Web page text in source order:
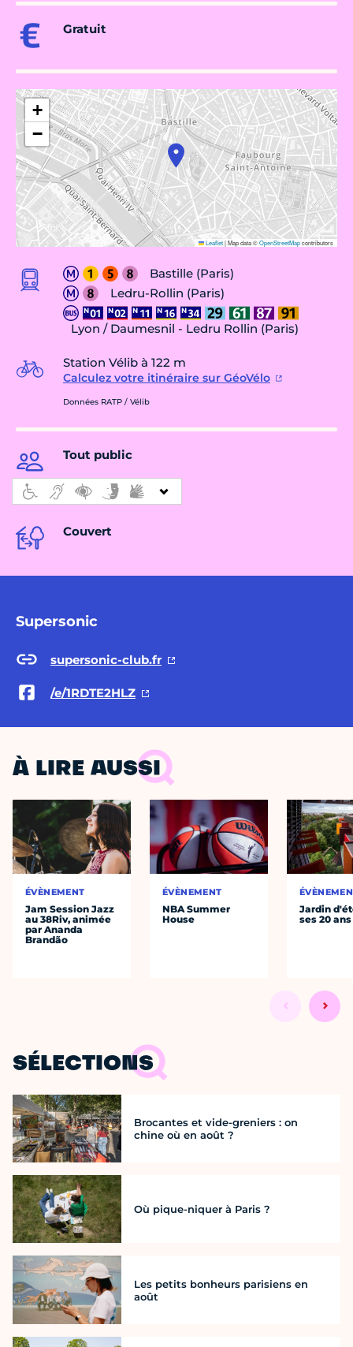
Gratuit
+
−
Leaflet|Map data ©OpenStreetMapcontributors
Bastille (Paris)
Ledru-Rollin (Paris)
Lyon / Daumesnil - Ledru Rollin (Paris)
Station Vélib à 122 m
Calculez votre itinéraire sur GéoVélo
Données RATP / Vélib
Tout public
Couvert
Supersonic
supersonic-club.fr
/e/1RDTE2HLZ
À LIRE AUSSI
ÉVÈNEMENT
Jam Session Jazz
au 38Riv, animée
par Ananda
Brandão
ÉVÈNEMENT
NBA Summer
House
Jardin
ses 20 ans
SÉLECTIONS
Brocantes et vide-greniers : on
chine où en août ?
Où pique-niquer à Paris ?
Les petits bonheurs parisiens en
août